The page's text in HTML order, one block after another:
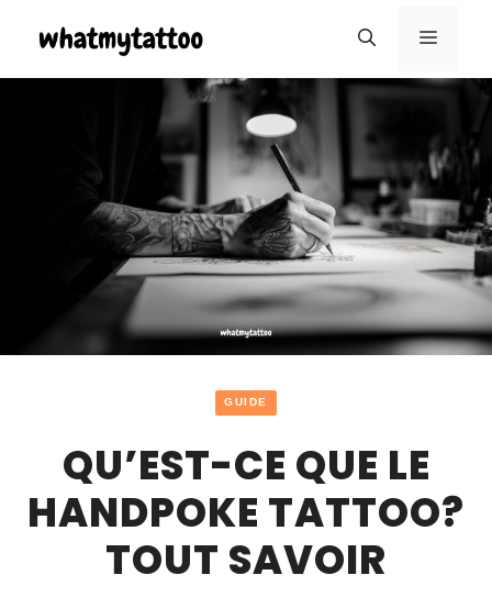
contenu
MENU
GUIDE
QU’EST-CE QUE LE
HANDPOKE TATTOO?
TOUT SAVOIR